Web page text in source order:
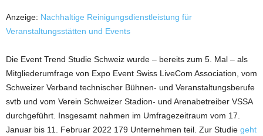
Anzeige: Nachhaltige Reinigungsdienstleistung für
Veranstaltungsstätten und Events
Die Event Trend Studie Schweiz wurde – bereits zum 5. Mal – als
Mitgliederumfrage von Expo Event Swiss LiveCom Association, vom
Schweizer Verband technischer Bühnen- und Veranstaltungsberufe
svtb und vom Verein Schweizer Stadion- und Arenabetreiber VSSA
durchgeführt. Insgesamt nahmen im Umfragezeitraum vom 17.
Januar bis 11. Februar 2022 179 Unternehmen teil. Zur Studie geht